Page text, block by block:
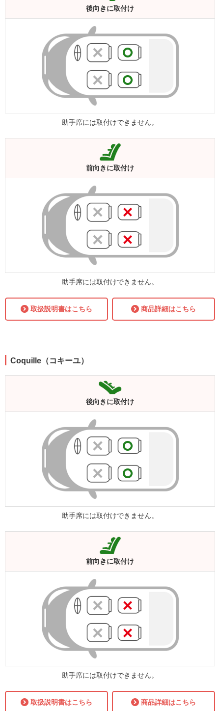
後向きに取付け
助手席には取付けできません。
前向きに取付け
助手席には取付けできません。
取扱説明書はこちら 商品詳細はこちら
Coquille（コキーユ）
後向きに取付け
助手席には取付けできません。
前向きに取付け
助手席には取付けできません。
取扱説明書はこちら 商品詳細はこちら